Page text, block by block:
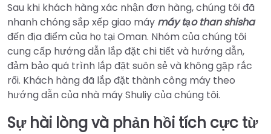
Sau khi khách hàng xác nhận đơn hàng, chúng tôi đã
nhanh chóng sắp xếp giao máy máy tạo than shisha
đến địa điểm của họ tại Oman. Nhóm của chúng tôi
cung cấp hướng dẫn lắp đặt chi tiết và hướng dẫn,
đảm bảo quá trình lắp đặt suôn sẻ và không gặp rắc
rối. Khách hàng đã lắp đặt thành công máy theo
hướng dẫn của nhà máy Shuliy của chúng tôi.
Sự hài lòng và phản hồi tích cực từ